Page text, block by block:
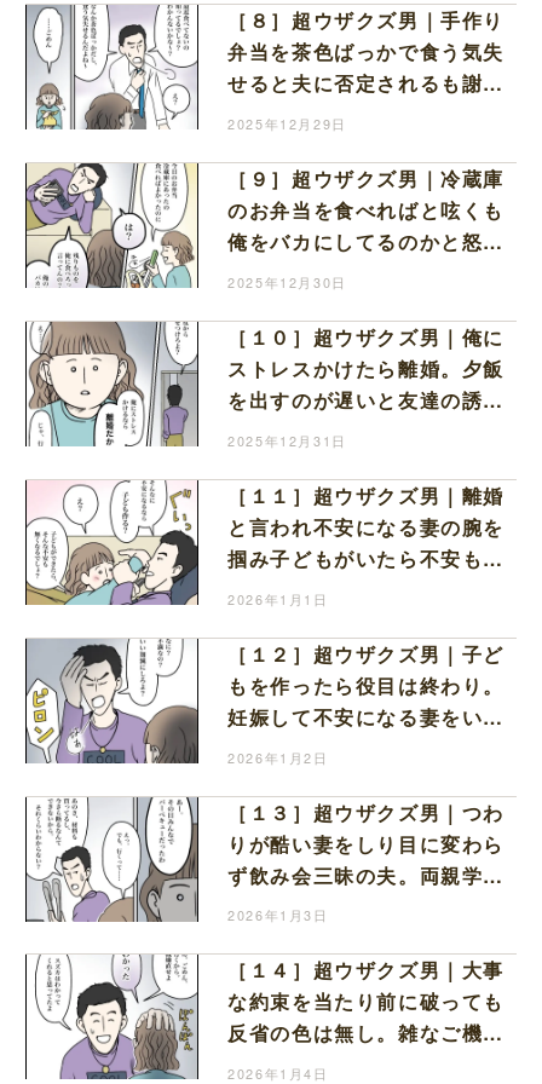
［８］超ウザクズ男｜手作り
弁当を茶色ばっかで食う気失
せると夫に否定されるも謝る
ことしかできない私
2025年12月29日
［９］超ウザクズ男｜冷蔵庫
のお弁当を食べればと呟くも
俺をバカにしてるのかと怒り
出す夫が怖くて何も言えない
2025年12月30日
［１０］超ウザクズ男｜俺に
ストレスかけたら離婚。夕飯
を出すのが遅いと友達の誘い
を優先する夫の捨て台詞
2025年12月31日
［１１］超ウザクズ男｜離婚
と言われ不安になる妻の腕を
掴み子どもがいたら不安も無
くなると迫る夫の身勝手な誘
2026年1月1日
［１２］超ウザクズ男｜子ど
もを作ったら役目は終わり。
妊娠して不安になる妻をいい
加減にしろよと睨み友達と旅
2026年1月2日
［１３］超ウザクズ男｜つわ
りが酷い妻をしり目に変わら
ず飲み会三昧の夫。両親学級
当日も友達優先でバーベキュ
2026年1月3日
［１４］超ウザクズ男｜大事
な約束を当たり前に破っても
反省の色は無し。雑なご機嫌
取りに言葉を失う
2026年1月4日